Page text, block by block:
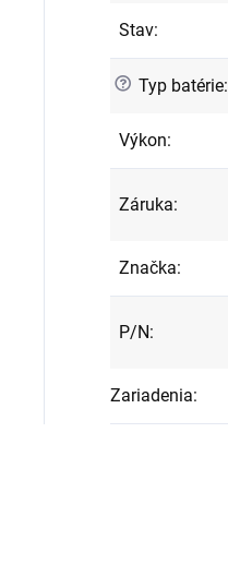
Stav:
? Typ batérie:
Výkon:
Záruka:
Značka:
P/N:
Zariadenia: